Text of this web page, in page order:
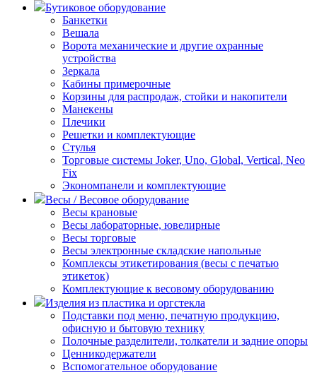
Бутиковое оборудование
Банкетки
Вешала
Ворота механические и другие охранные
устройства
Зеркала
Кабины примерочные
Корзины для распродаж, стойки и накопители
Манекены
Плечики
Решетки и комплектующие
Стулья
Торговые системы Joker, Uno, Global, Vertical, Neo
Fix
Экономпанели и комплектующие
Весы / Весовое оборудование
Весы крановые
Весы лабораторные, ювелирные
Весы торговые
Весы электронные складские напольные
Комплексы этикетирования (весы с печатью
этикеток)
Комплектующие к весовому оборудованию
Изделия из пластика и оргстекла
Подставки под меню, печатную продукцию,
офисную и бытовую технику
Полочные разделители, толкатели и задние опоры
Ценникодержатели
Вспомогательное оборудование